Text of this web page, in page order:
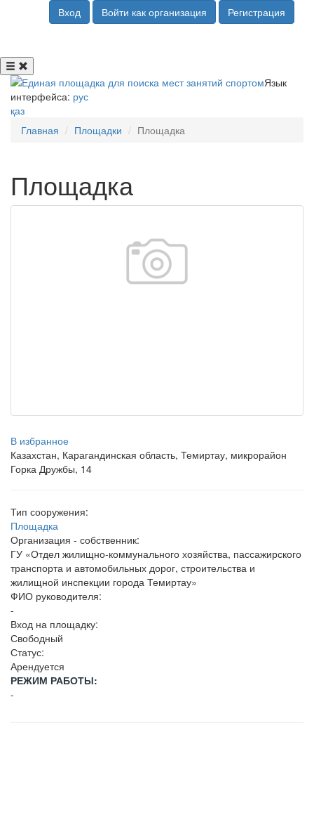
Вход Войти как организация Регистрация
Язык
интерфейса: рус
қаз
Главная
Площадки Площадка
Площадка
В избранное
Казахстан, Карагандинская область, Темиртау, микрорайон
Горка Дружбы, 14
Тип сооружения:
Площадка
Организация - собственник:
ГУ «Отдел жилищно-коммунального хозяйства, пассажирского
транспорта и автомобильных дорог, строительства и
жилищной инспекции города Темиртау»
ФИО руководителя:
-
Вход на площадку:
Свободный
Статус:
Арендуется
РЕЖИМ РАБОТЫ:
-